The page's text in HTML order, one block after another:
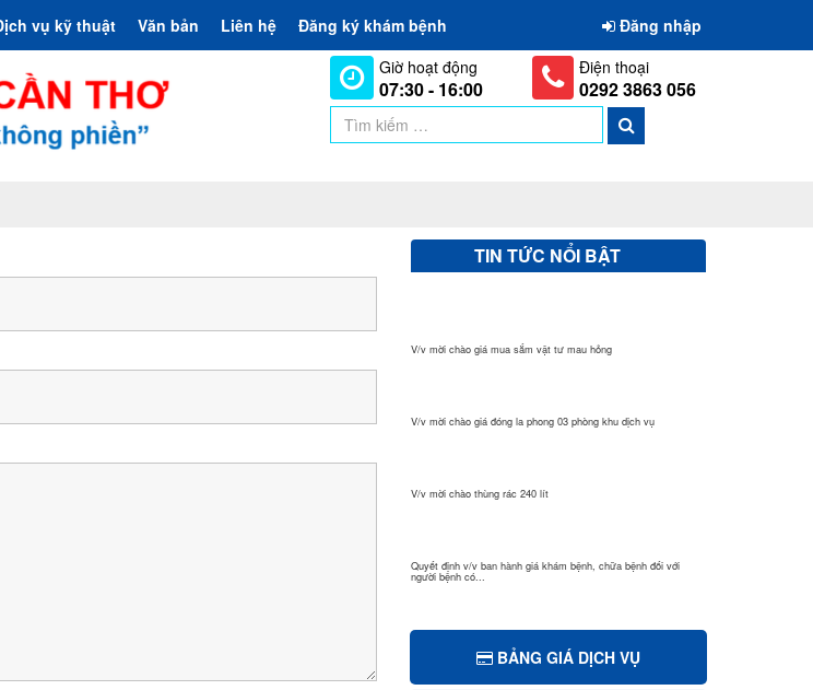
vụ kỹ thuật Văn bản Liên hệ Đăng ký khám bệnh
Đăng nhập
Giờ hoạt động
07:30 - 16:00
Điện thoại
0292 3863 056
TIN TỨC NỔI BẬT
V/v mời chào giá mua sắm văn phòng phẩm
người bệnh có...
Quyết định Giá dịch vụ khám bệnh, chữa bệnh theo yêu cầu áp
dụng tại B...
BẢNG GIÁ DỊCH VỤ